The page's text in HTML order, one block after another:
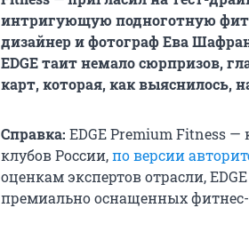
интригующую подноготную
дизайнер и фотограф Ева
EDGE таит немало сюрпризов,
карт, которая, как выяснилось,
Справка: EDGE Premium Fitness
клубов России,по версии
оценкам экспертов отрасли,
премиально оснащенных